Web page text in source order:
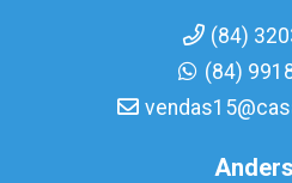
(84)
(84)